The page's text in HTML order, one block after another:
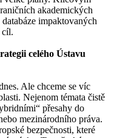
akademických
impaktovaných
cíl.
celého Ústavu
Ale chceme se víc
Nejenom témata čistě
přesahy do
mezinárodního práva.
bezpečnosti, které